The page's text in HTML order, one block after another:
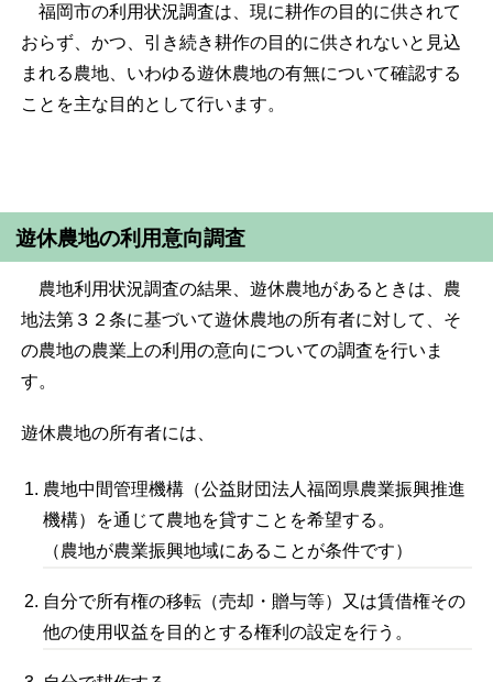
福岡市の利用状況調査は、現に耕作の目的に供されて
おらず、かつ、引き続き耕作の目的に供されないと見込
まれる農地、いわゆる遊休農地の有無について確認する
ことを主な目的として行います。
遊休農地の利用意向調査
農地利用状況調査の結果、遊休農地があるときは、農
地法第３２条に基づいて遊休農地の所有者に対して、そ
の農地の農業上の利用の意向についての調査を行いま
す。
遊休農地の所有者には、
農地中間管理機構（公益財団法人福岡県農業振興推進
機構）を通じて農地を貸すことを希望する。
（農地が農業振興地域にあることが条件です）
自分で所有権の移転（売却・贈与等）又は賃借権その
他の使用収益を目的とする権利の設定を行う。